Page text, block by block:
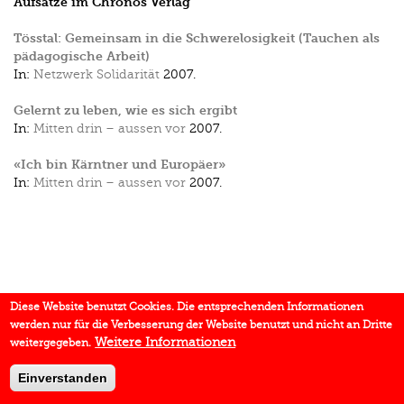
Tösstal: Gemeinsam in die Schwerelosigkeit (Tauchen als
pädagogische Arbeit)
In: Netzwerk Solidarität 2007.
Gelernt zu leben, wie es sich ergibt
In: Mitten drin – aussen vor 2007.
«Ich bin Kärntner und Europäer»
In: Mitten drin – aussen vor 2007.
Diese Website benutzt Cookies. Die entsprechenden Informationen
werden nur für die Verbesserung der Website benutzt und nicht an Dritte
weitergegeben. Weitere Informationen
Einverstanden